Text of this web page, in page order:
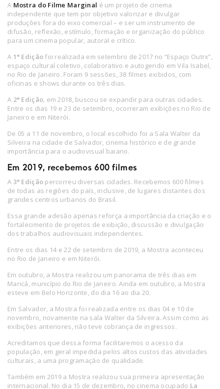
A Mostra do Filme Marginal é um projeto de cinema
independente que tem por objetivo valorizar e divulgar
produções fora do eixo comercial – e ser um instrumento de
difusão, reflexão, estímulo, formação e organização do público
para um cinema popular, autoral e crítico.
A 1° Edição foi realizada em setembro de 2017 no “Espaço Outrx”,
espaço cultural coletivo, colaborativo e autogerido em Vila Isabel,
no Rio de Janeiro. Foram 9 sessões, 38 filmes exibidos, com
oficinas e shows durante os três dias.
A 2° Edição, em 2018, buscou se expandir para outras cidades.
Entre os dias 19 e 23 de setembro, ocorreram exibições no Rio de
Janeiro e em Niterói.
De 05 a 11 de novembro, o local escolhido foi a Sala Walter da
Silveira na cidade de Salvador, cinema histórico e de grande
importância para o audiovisual baiano.
Em 2019, recebemos 600 filmes
A 3° Edição percorreu diversas cidades. Recebemos 600 filmes
de todas as regiões do país, inclusive, de lugares distantes dos
grandes centros urbanos do Brasil.
Essa grande adesão apenas reforça a importância da criação e o
fortalecimento de projetos de exibição, discussão e divulgação
dos trabalhos audiovisuais independentes.
Entre os dias 14 e 22 de setembro de 2019, a Mostra aconteceu
no Rio de Janeiro e em Niterói.
Em outubro, a Mostra realizou um panorama de três dias em
Maricá, município do Rio de Janeiro. Ainda em outubro, a Mostra
esteve em Belo Horizonte, do dia 16 ao dia 20.
Em Salvador, a Mostra foi realizada entre os dias 04 e 10 de
novembro, novamente na sala Walter da Silveira. Assim como as
exibições anteriores, não teve cobrança de ingressos.
Acreditamos que dessa forma facilitaremos o acesso da
população, em geral impedida pelos altos custos das atividades
culturais, a uma programação de qualidade.
Também em 2019 a Mostra realizou sua primeira apresentação
internacional. No dia 15 de dezembro, no cinema ocupado La